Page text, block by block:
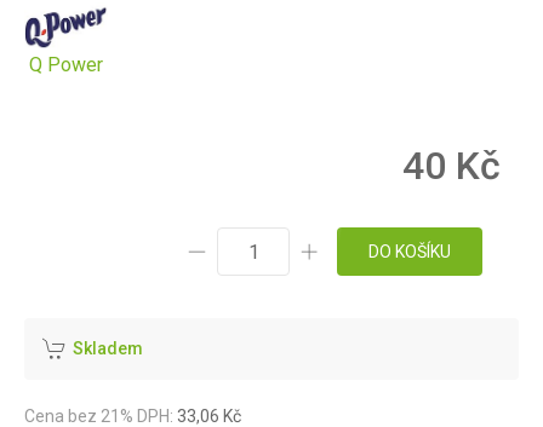
Q Power
40 Kč
DO KOŠÍKU
Skladem
Cena bez 21% DPH: 33,06 Kč